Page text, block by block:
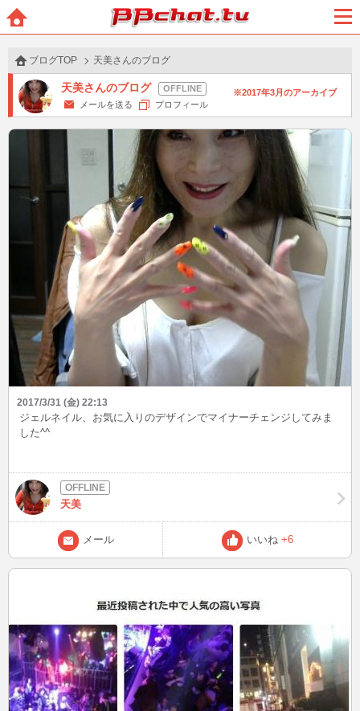
BBchatTV
ブログTOP 天美さんのブログ
天美さんのブログ
2017年3月のアーカイブ
メールを送る
プロフィール
2017/3/31 (金) 22:13
ジェルネイル、お気に入りのデザインでマイナーチェンジしてみま
した^^
天美
メール いいね +6